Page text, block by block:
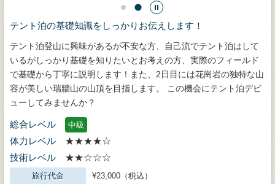
テント泊の基礎知識をしっかりお伝えします！
テント泊登山に興味があるが不安な方、自己流でテント泊はして
いるがしっかり基礎を知りたいとお考えの方、実際のフィールド
で基礎から丁寧に説明します！また、2日目には花崗岩の独特な山
容が美しい瑞牆山の山頂を目指します。 この機会にテント泊デビ
ューしてみませんか？
総合レベル 中級
体力レベル
★★★★☆
技術レベル
★★☆☆☆
旅行代金 ¥23,000（税込）